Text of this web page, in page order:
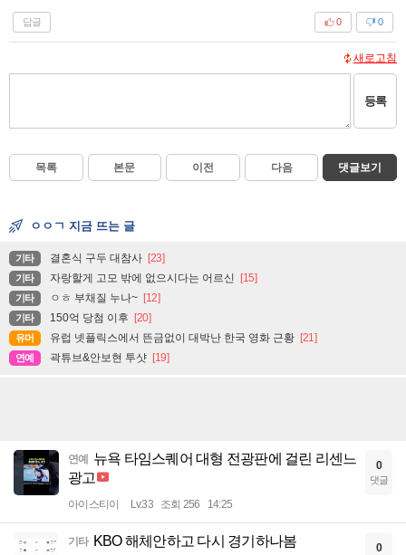
답글 0
0
새로고침
등록
목록 본문 이전 다음 댓글보기
ㅇㅇㄱ 지금 뜨는 글
기타 결혼식 구두 대참사 [23]
기타 자랑할게 고모 밖에 없으시다는 어르신 [15]
기타 ㅇㅎ 부채질 누나~ [12]
기타 150억 당첨 이후 [20]
유머 유럽 넷플릭스에서 뜬금없이 대박난 한국 영화 근황 [21]
연예 곽튜브&안보현 투샷 [19]
연예 뉴욕 타임스퀘어 대형 전광판에 걸린 리센느
광고
아이스티이 Lv.33 조회 256 14:25
0
댓글
기타 KBO 해체안하고 다시 경기하나봄 0